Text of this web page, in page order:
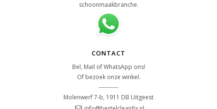
schoonmaakbranche.
CONTACT
Bel, Mail of WhatsApp ons!
Of bezoek onze winkel.
----------
Molenwerf 7-b, 1911 DB Uitgeest